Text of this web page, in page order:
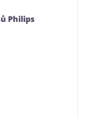
Philips